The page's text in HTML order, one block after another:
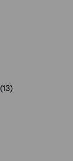
(13)